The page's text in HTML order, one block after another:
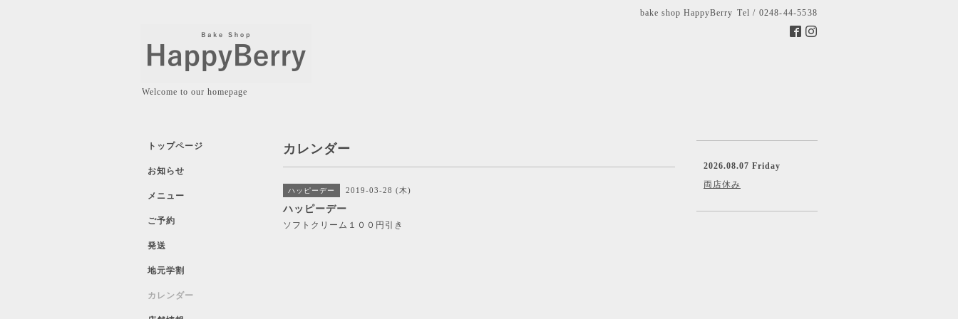
bake shop HappyBerry Tel / 0248-44-5538
Welcome to our homepage
カレンダー
ハッピーデー 2019-03-28 (木)
ハッピーデー
ソフトクリーム１００円引き
トップページ
お知らせ
メニュー
ご予約
発送
地元学割
カレンダー
2026.08.07 Friday
両店休み